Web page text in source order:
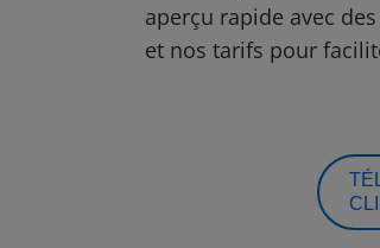
aperçu rapide avec
et nos tarifs pour